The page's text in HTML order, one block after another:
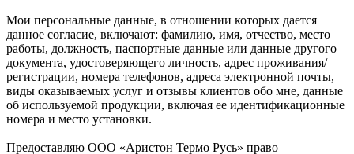
Мои персональные данные, в отношении которых дается
данное согласие, включают: фамилию, имя, отчество, место
работы, должность, паспортные данные или данные другого
документа, удостоверяющего личность, адрес проживания/
регистрации, номера телефонов, адреса электронной почты,
виды оказываемых услуг и отзывы клиентов обо мне, данные
об используемой продукции, включая ее идентификационные
номера и место установки.
Предоставляю ООО «Аристон Термо Русь» право